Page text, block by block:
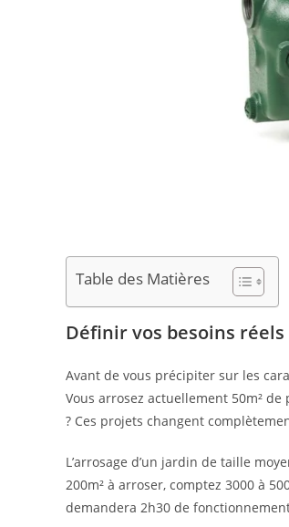
Table des Matières
Définir vos besoins réels
Avant de vous précipiter sur les
Vous arrosez actuellement 50m² de
? Ces projets changent
L’arrosage d’un jardin de taille
200m² à arroser, comptez 3000 à
demandera 2h30 de